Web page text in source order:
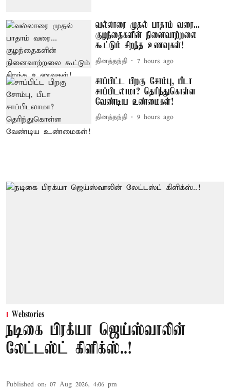
வல்லாரை முதல் பாதாம் வரை...
குழந்தைகளின் நினைவாற்றலை
கூட்டும் சிறந்த உணவுகள்!
தினத்தந்தி 7 hours ago
சாப்பிட்ட பிறகு சோம்பு, பீடா
சாப்பிடலாமா? தெரிந்துகொள்ள
வேண்டிய உண்மைகள்!
தினத்தந்தி 9 hours ago
Webstories
நடிகை பிரக்யா ஜெய்ஸ்வாலின்
லேட்டஸ்ட் கிளிக்ஸ்..!
Published on: 07 Aug 2026, 4:06 pm